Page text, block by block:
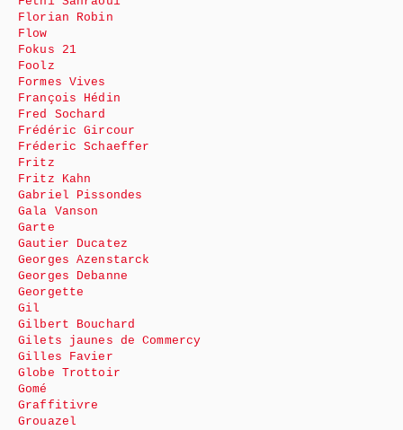
Florian Robin
Flow
Fokus 21
Foolz
Formes Vives
François Hédin
Fred Sochard
Frédéric Gircour
Fréderic Schaeffer
Fritz
Fritz Kahn
Gabriel Pissondes
Gala Vanson
Garte
Gautier Ducatez
Georges Azenstarck
Georges Debanne
Georgette
Gil
Gilbert Bouchard
Gilets jaunes de Commercy
Gilles Favier
Globe Trottoir
Gomé
Graffitivre
Grouazel